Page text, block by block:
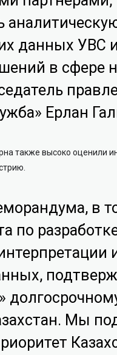
данных УВС
в сфере
Ерлан
также высоко оценили
в
по
Мы